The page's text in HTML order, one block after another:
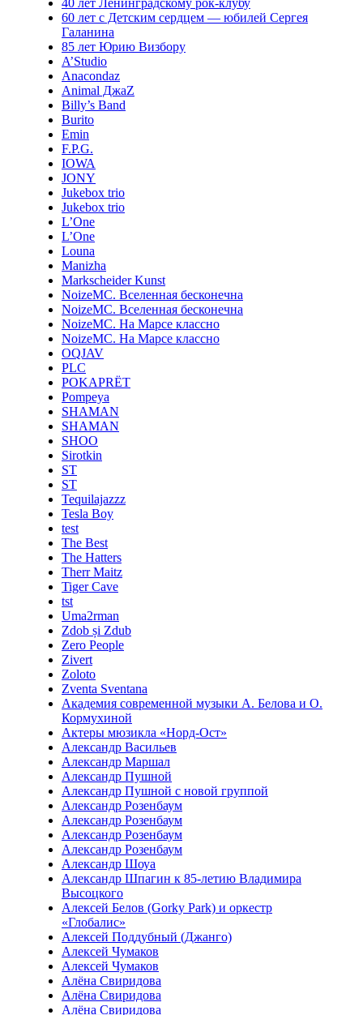
40 лет Ленинградскому рок-клубу
60 лет с Детским сердцем — юбилей Сергея
Галанина
85 лет Юрию Визбору
A’Studio
Anacondaz
Animal ДжаZ
Billy’s Band
Burito
Emin
F.P.G.
IOWA
JONY
Jukebox trio
Jukebox trio
L’One
L’One
Louna
Manizha
Markscheider Kunst
NoizeMC. Вселенная бесконечна
NoizeMC. Вселенная бесконечна
NoizeMC. На Марсе классно
NoizeMC. На Марсе классно
OQJAV
PLC
POKAPRЁT
Pompeya
SHAMAN
SHAMAN
SHOO
Sirotkin
ST
ST
Tequilajazzz
Tesla Boy
test
The Best
The Hatters
Therr Maitz
Tiger Cave
tst
Uma2rman
Zdob și Zdub
Zero People
Zivert
Zoloto
Zventa Sventana
Академия современной музыки А. Белова и О.
Кормухиной
Актеры мюзикла «Норд-Ост»
Александр Васильев
Александр Маршал
Александр Пушной
Александр Пушной с новой группой
Александр Розенбаум
Александр Розенбаум
Александр Розенбаум
Александр Розенбаум
Александр Шоуа
Александр Шпагин к 85-летию Владимира
Высоцкого
Алексей Белов (Gorky Park) и оркестр
«Глобалис»
Алексей Поддубный (Джанго)
Алексей Чумаков
Алексей Чумаков
Алёна Свиридова
Алёна Свиридова
Алёна Свиридова